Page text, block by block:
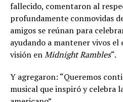
fallecido, comentaron al
profundamente conmovidas
amigos se reúnan para
ayudando a mantener vivos
visión enMidnight Rambles“.
Y agregaron: “Queremos
musical que inspiró y celebra